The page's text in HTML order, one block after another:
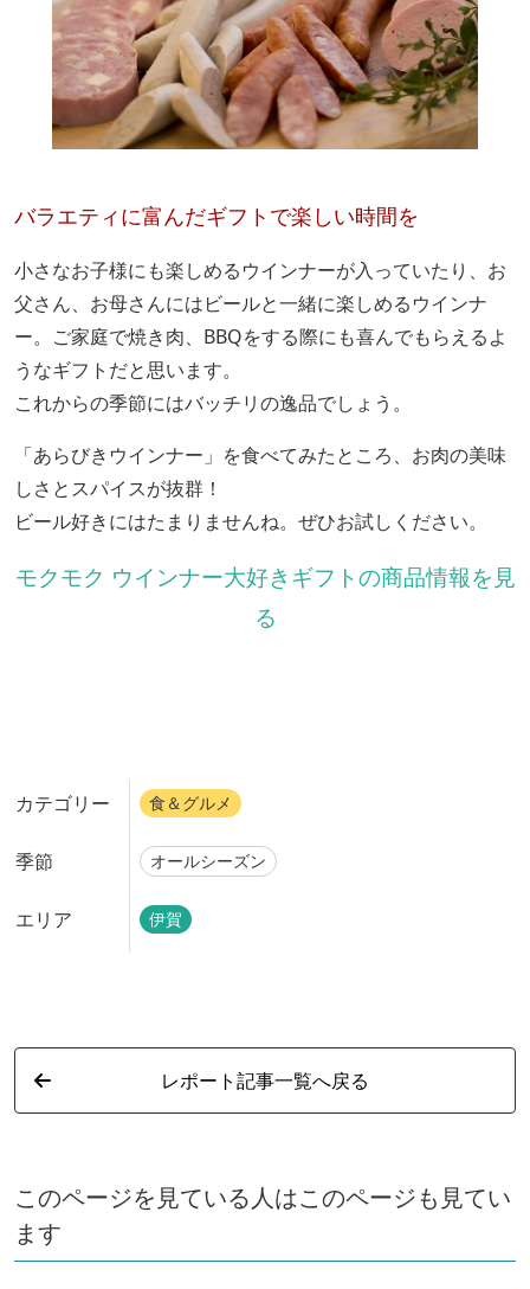
バラエティに富んだギフトで楽しい時間を
小さなお子様にも楽しめるウインナーが入っていたり、お
父さん、お母さんにはビールと一緒に楽しめるウインナ
ー。ご家庭で焼き肉、BBQをする際にも喜んでもらえるよ
うなギフトだと思います。
これからの季節にはバッチリの逸品でしょう。
「あらびきウインナー」を食べてみたところ、お肉の美味
しさとスパイスが抜群！
ビール好きにはたまりませんね。ぜひお試しください。
モクモク ウインナー大好きギフトの商品情報を見
る
カテゴリー 食＆グルメ
季節 オールシーズン
エリア 伊賀
レポート記事一覧へ戻る
このページを見ている人はこのページも見てい
ます